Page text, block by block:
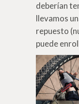
deberían
llevamos
repuesto
puede